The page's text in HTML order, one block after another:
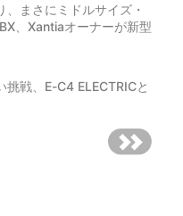
、まさにミドルサイズ・
、Xantiaオーナーが新型
挑戦、E-C4 ELECTRICと